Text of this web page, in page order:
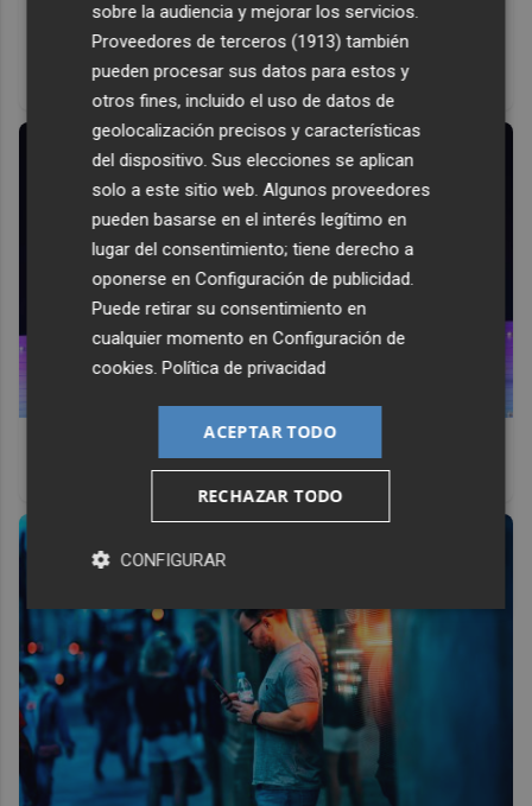
Canciones que marcan
¿Por qué recuerdas canciones viejas mejor que las
nuevas?
¿Te afecta más de lo que crees? Mira esto
sobre la audiencia y mejorar los servicios.
Proveedores de terceros (1913) también
pueden procesar sus datos para estos y
otros fines, incluido el uso de datos de
geolocalización precisos y características
del dispositivo. Sus elecciones se aplican
solo a este sitio web. Algunos proveedores
pueden basarse en el interés legítimo en
lugar del consentimiento; tiene derecho a
oponerse enConfiguración de publicidad.
Puede retirar su consentimiento en
cualquier momento enConfiguración de
cookies.Política de privacidad
ACEPTAR TODO
RECHAZAR TODO
CONFIGURAR